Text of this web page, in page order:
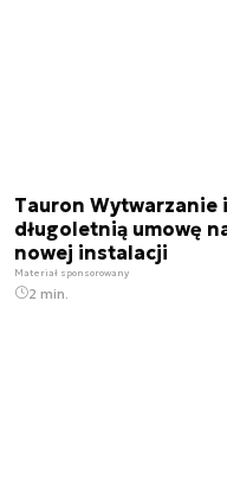
Tauron Wytwarzanie
długoletnią umowę
nowej instalacji
Materiał sponsorowany
2 min.